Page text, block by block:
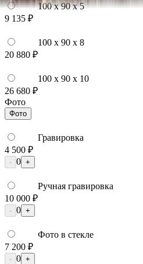
100 x 90 x 5
9 135 ₽
100 x 90 x 8
20 880 ₽
100 x 90 x 10
26 680 ₽
Фото
Фото
Гравировка
4 500 ₽
- 0 +
Ручная гравировка
10 000 ₽
- 0 +
Фото в стекле
7 200 ₽
- 0 +